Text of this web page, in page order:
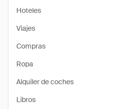
Hoteles
Viajes
Compras
Ropa
Alquiler de coches
Libros